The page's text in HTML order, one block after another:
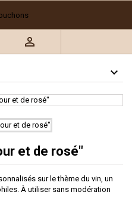
((createText))
ajouter des produits à

et de rosé"
sur le thème du vin, un
À utiliser sans modération